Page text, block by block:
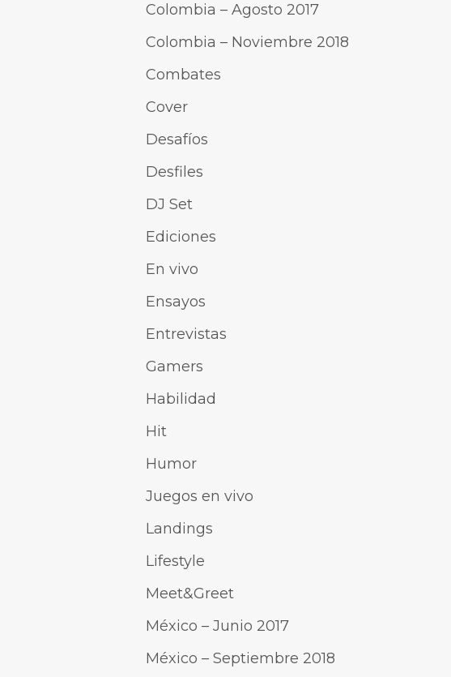
Colombia – Agosto 2017
Colombia – Noviembre 2018
Combates
Cover
Desafíos
Desfiles
DJ Set
Ediciones
En vivo
Ensayos
Entrevistas
Gamers
Habilidad
Hit
Humor
Juegos en vivo
Landings
Lifestyle
Meet&Greet
México – Junio 2017
México – Septiembre 2018